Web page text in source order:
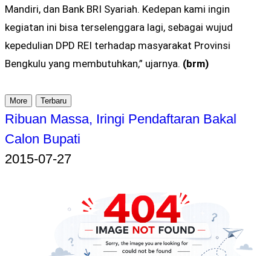
Mandiri, dan Bank BRI Syariah. Kedepan kami ingin
kegiatan ini bisa terselenggara lagi, sebagai wujud
kepedulian DPD REI terhadap masyarakat Provinsi
Bengkulu yang membutuhkan,” ujarnya. (brm)
More Terbaru
Ribuan Massa, Iringi Pendaftaran Bakal
Calon Bupati
2015-07-27